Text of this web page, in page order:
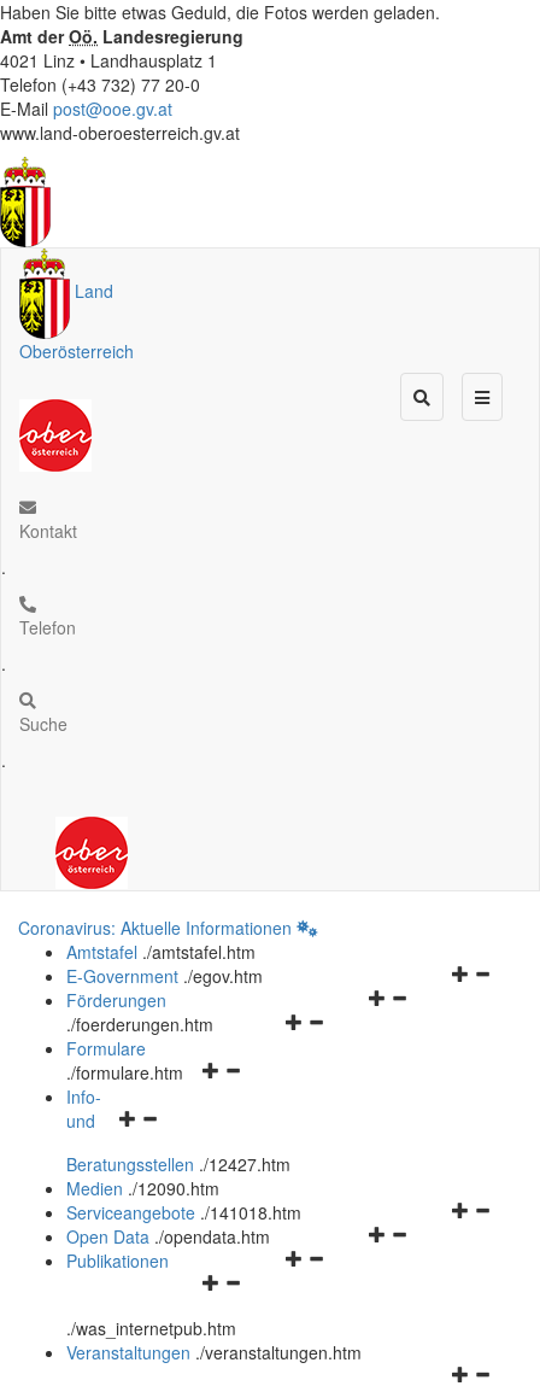
Haben Sie bitte etwas Geduld, die Fotos werden geladen.
Amt derOö. Landesregierung
4021 Linz • Landhausplatz 1
Telefon (+43 732) 77 20-0
E-Mail post@ooe.gv.at
www.land-oberoesterreich.gv.at
Land
Oberösterreich
Kontakt
.
Telefon
.
Suche
.
Coronavirus: Aktuelle Informationen
Amtstafel ./amtstafel.htm
Navigationsmenü
E-Government ./egov.htm
Navigationsmenü
Förderungen
./foerderungen.htm
Navigationsmenü
Formulare
./formulare.htm
Navigationsmenü
und
schließen
Info-
und
Beratungsstellen ./12427.htm
Medien ./12090.htm
Navigationsmenü
Serviceangebote ./141018.htm
Navigationsmenü
Open Data ./opendata.htm
Navigationsmenü
und
schließen
Publikationen
./was_internetpub.htm
Veranstaltungen ./veranstaltungen.htm